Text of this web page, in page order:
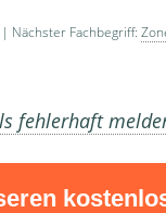
| Nächster Fachbegriff:
fehlerhaft